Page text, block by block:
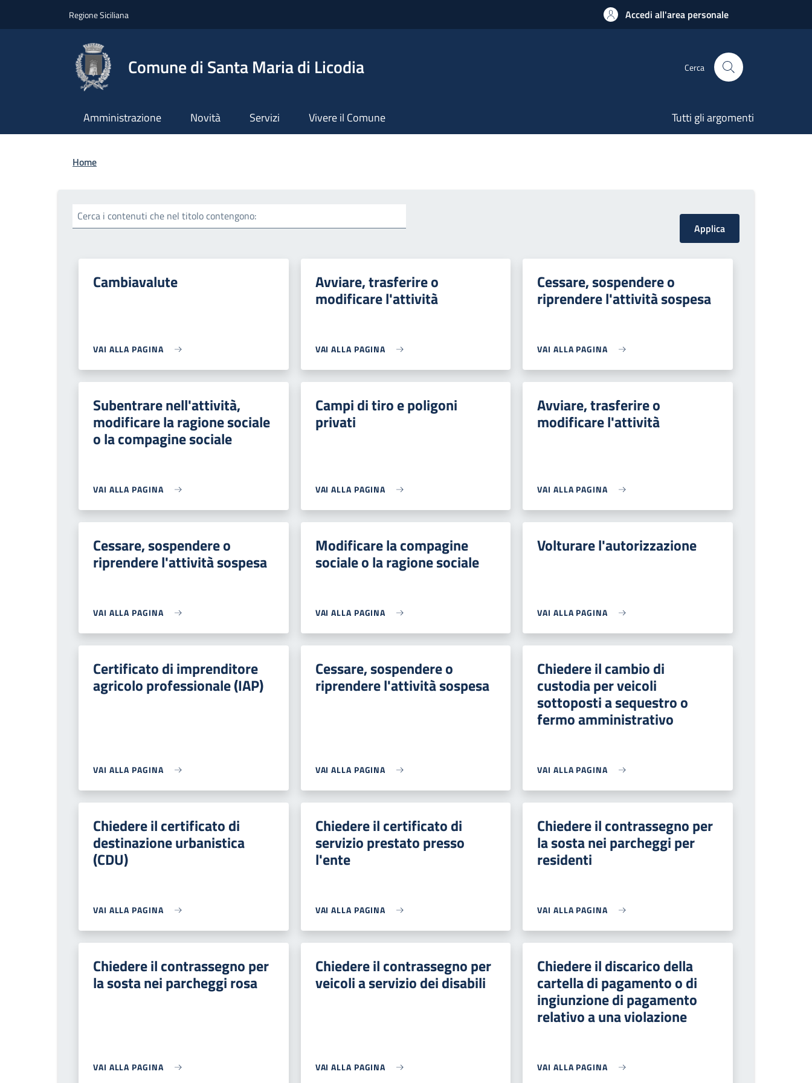
Regione Siciliana Accedi all'area personale
Comune di Santa Maria di Licodia Cerca
Amministrazione Novità Servizi Vivere il Comune Tutti gli argomenti
Briciole di pane
Home
Cerca i contenuti che nel titolo contengono:
Cambiavalute
VAI ALLA PAGINA
Avviare, trasferire o
modificare l'attività
VAI ALLA PAGINA
Cessare, sospendere o
riprendere l'attività sospesa
VAI ALLA PAGINA
Subentrare nell'attività,
modificare la ragione sociale
o la compagine sociale
VAI ALLA PAGINA
Campi di tiro e poligoni
privati
VAI ALLA PAGINA
Avviare, trasferire o
modificare l'attività
VAI ALLA PAGINA
Cessare, sospendere o
riprendere l'attività sospesa
VAI ALLA PAGINA
Modificare la compagine
sociale o la ragione sociale
VAI ALLA PAGINA
Volturare l'autorizzazione
VAI ALLA PAGINA
Certificato di imprenditore
agricolo professionale (IAP)
VAI ALLA PAGINA
Cessare, sospendere o
riprendere l'attività sospesa
VAI ALLA PAGINA
Chiedere il cambio di
custodia per veicoli
sottoposti a sequestro o
fermo amministrativo
VAI ALLA PAGINA
Chiedere il certificato di
destinazione urbanistica
(CDU)
VAI ALLA PAGINA
Chiedere il certificato di
servizio prestato presso
l'ente
VAI ALLA PAGINA
Chiedere il contrassegno per
la sosta nei parcheggi per
residenti
VAI ALLA PAGINA
Chiedere il contrassegno per
la sosta nei parcheggi rosa
VAI ALLA PAGINA
Chiedere il contrassegno per
veicoli a servizio dei disabili
VAI ALLA PAGINA
Chiedere il discarico della
cartella di pagamento o di
ingiunzione di pagamento
relativo a una violazione
VAI ALLA PAGINA